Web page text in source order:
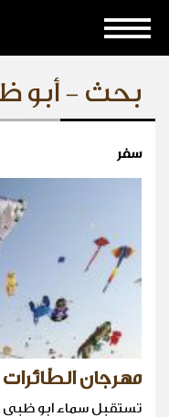
بحث - أبو
سفر
مهرجان
تستقبل سماء ابو ظبي